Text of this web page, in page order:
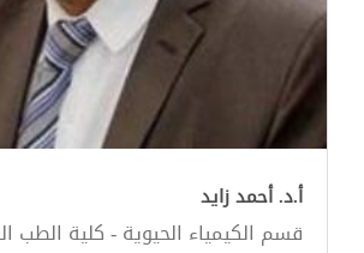
أ.د. أحمد زايد
قسم الكيمياء الحيوية - كلية الطب